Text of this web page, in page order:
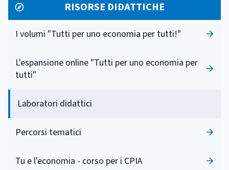
RISORSE DIDATTICHE
I volumi "Tutti per uno economia per tutti!"
L'espansione online "Tutti per uno economia per
tutti"
Laboratori didattici
Percorsi tematici
Tu e l'economia - corso per i CPIA